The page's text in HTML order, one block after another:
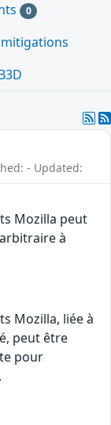
0
mitigations
- Updated:
Mozilla peut
à
Mozilla, liée à
peut être
pour